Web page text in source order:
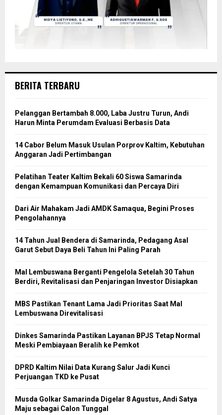
BERITA TERBARU
Pelanggan Bertambah 8.000, Laba Justru Turun, Andi
Harun Minta Perumdam Evaluasi Berbasis Data
14 Cabor Belum Masuk Usulan Porprov Kaltim, Kebutuhan
Anggaran Jadi Pertimbangan
Pelatihan Teater Kaltim Bekali 60 Siswa Samarinda
dengan Kemampuan Komunikasi dan Percaya Diri
Dari Air Mahakam Jadi AMDK Samaqua, Begini Proses
Pengolahannya
14 Tahun Jual Bendera di Samarinda, Pedagang Asal
Garut Sebut Daya Beli Tahun Ini Paling Parah
Mal Lembuswana Berganti Pengelola Setelah 30 Tahun
Berdiri, Revitalisasi dan Penjaringan Investor Disiapkan
MBS Pastikan Tenant Lama Jadi Prioritas Saat Mal
Lembuswana Direvitalisasi
Dinkes Samarinda Pastikan Layanan BPJS Tetap Normal
Meski Pembiayaan Beralih ke Pemkot
DPRD Kaltim Nilai Data Kurang Salur Jadi Kunci
Perjuangan TKD ke Pusat
Musda Golkar Samarinda Digelar 8 Agustus, Andi Satya
Maju sebagai Calon Tunggal